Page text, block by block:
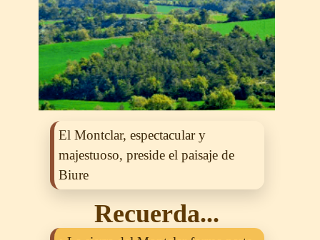
El Montclar, espectacular y
majestuoso, preside el paisaje de
Biure
Recuerda...